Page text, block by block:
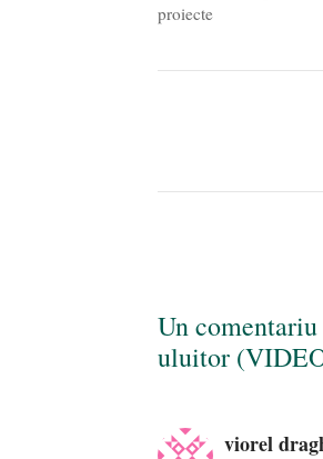
proiecte
Un
uluitor
viorel